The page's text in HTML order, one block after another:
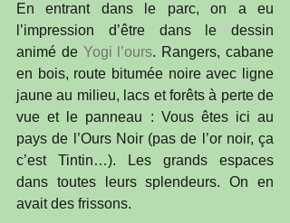
En entrant dans le parc, on a eu
l’impression d’être dans le dessin
animé de Yogi l’ours. Rangers, cabane
en bois, route bitumée noire avec ligne
jaune au milieu, lacs et forêts à perte de
vue et le panneau : Vous êtes ici au
pays de l’Ours Noir (pas de l’or noir, ça
c’est Tintin…). Les grands espaces
dans toutes leurs splendeurs. On en
avait des frissons.